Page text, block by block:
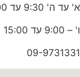
א' עד ה' 9:30 עד 20:00
ו' – 9:00 עד 15:00
09-9731331